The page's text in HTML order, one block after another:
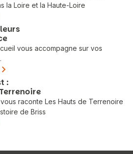
la Loire et la Haute-Loire
vous accompagne sur vos
:
raconte Les Hauts de Terrenoire
de Briss